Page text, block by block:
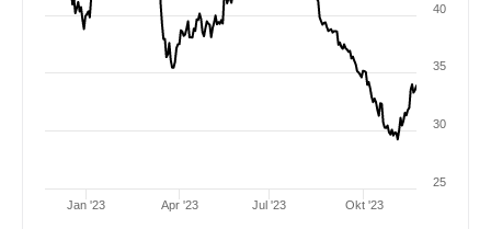
Jan '23 Apr '23 Jul '23 Okt '23
25
30
35
40